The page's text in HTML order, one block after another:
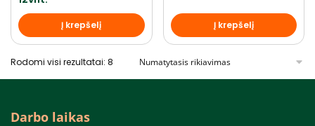
Į krepšelį Į krepšelį
Rodomi visi rezultatai: 8
Darbo laikas